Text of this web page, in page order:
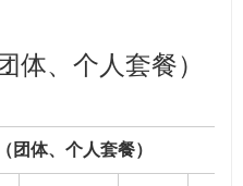
体、个人套餐）
团体、个人套餐）